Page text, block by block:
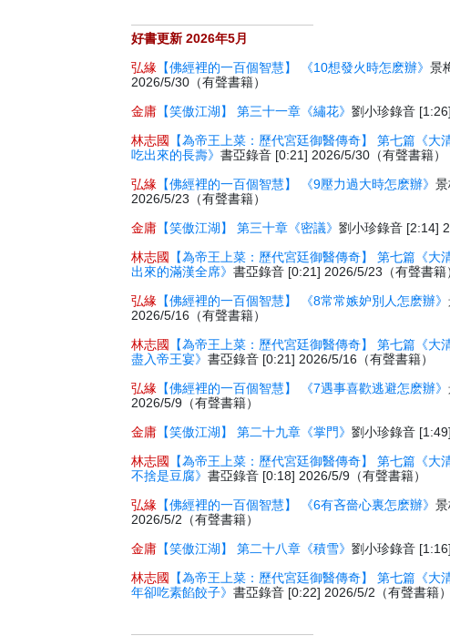
好書更新 2026年5月
弘緣 【佛經裡的一百個智慧】 《10想發火時怎麽辦》景
2026/5/30（有聲書籍）
金庸 【笑傲江湖】 第三十一章《繡花》劉小珍錄音
林志國
【為帝王上菜：歷代宮廷御醫傳奇】 第七篇《大
吃出來的長壽》書亞錄音 [0:21] 2026/5/30（有聲書籍）
弘緣 【佛經裡的一百個智慧】 《9壓力過大時怎麽辦》
2026/5/23（有聲書籍）
金庸 【笑傲江湖】 第三十章《密議》劉小珍錄音 [2:14]
林志國
【為帝王上菜：歷代宮廷御醫傳奇】 第七篇《大
出來的滿漢全席》書亞錄音 [0:21] 2026/5/23（有聲書籍
弘緣 【佛經裡的一百個智慧】 《8常常嫉妒別人怎麽辦》
2026/5/16（有聲書籍）
林志國
【為帝王上菜：歷代宮廷御醫傳奇】 第七篇《大
盡入帝王宴》書亞錄音 [0:21] 2026/5/16（有聲書籍）
弘緣 【佛經裡的一百個智慧】 《7遇事喜歡逃避怎麽辦》
2026/5/9（有聲書籍）
金庸 【笑傲江湖】 第二十九章《掌門》劉小珍錄音
林志國
【為帝王上菜：歷代宮廷御醫傳奇】 第七篇《大
不捨是豆腐》書亞錄音 [0:18] 2026/5/9（有聲書籍）
弘緣 【佛經裡的一百個智慧】 《6有吝嗇心裏怎麽辦》
2026/5/2（有聲書籍）
金庸 【笑傲江湖】 第二十八章《積雪》劉小珍錄音
林志國
【為帝王上菜：歷代宮廷御醫傳奇】 第七篇《大
年卻吃素餡餃子》書亞錄音 [0:22] 2026/5/2（有聲書籍）